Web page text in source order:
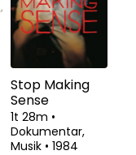
Stop Making
Sense
1t 28m •
Dokumentar,
Musik • 1984